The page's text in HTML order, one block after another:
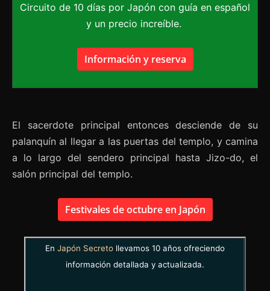
Circuito de 10 días por Japón con guía en español
y un precio increíble.
Información y reserva
El sacerdote principal entonces desciende de su
palanquín al llegar a las puertas del templo, y camina
a lo largo del sendero principal hasta Jizo-do, el
salón principal del templo.
Festivales de octubre en Japón
En Japón Secretollevamos 10 años ofreciendo
información detallada y actualizada.